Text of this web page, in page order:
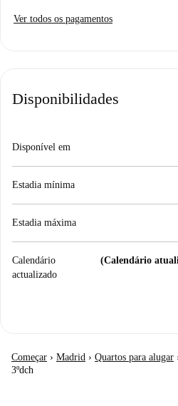
Ver todos os pagamentos
Disponibilidades
Disponível em
Estadia mínima
Estadia máxima
Calendário
actualizado
(Calendário
Começar › Madrid › Quartos para alugar
3ºdch